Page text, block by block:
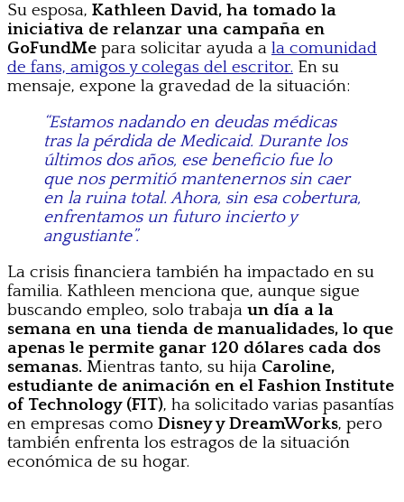
Su esposa, Kathleen David, ha tomado la
iniciativa de relanzar una campaña en
GoFundMe para solicitar ayuda a la comunidad
de fans, amigos y colegas del escritor. En su
mensaje, expone la gravedad de la situación:
“Estamos nadando en deudas médicas
tras la pérdida de Medicaid. Durante los
últimos dos años, ese beneficio fue lo
que nos permitió mantenernos sin caer
en la ruina total. Ahora, sin esa cobertura,
enfrentamos un futuro incierto y
angustiante”.
La crisis financiera también ha impactado en su
familia. Kathleen menciona que, aunque sigue
buscando empleo, solo trabaja un día a la
semana en una tienda de manualidades, lo que
apenas le permite ganar 120 dólares cada dos
semanas. Mientras tanto, su hija Caroline,
estudiante de animación en el Fashion Institute
of Technology (FIT), ha solicitado varias pasantías
en empresas como Disney y DreamWorks, pero
también enfrenta los estragos de la situación
económica de su hogar.